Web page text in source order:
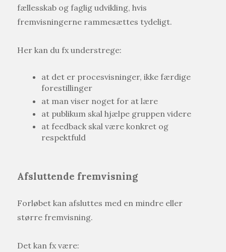
fællesskab og faglig udvikling, hvis
fremvisningerne rammesættes tydeligt.
Her kan du fx understrege:
at det er procesvisninger, ikke færdige
forestillinger
at man viser noget for at lære
at publikum skal hjælpe gruppen videre
at feedback skal være konkret og
respektfuld
Afsluttende fremvisning
Forløbet kan afsluttes med en mindre eller
større fremvisning.
Det kan fx være: